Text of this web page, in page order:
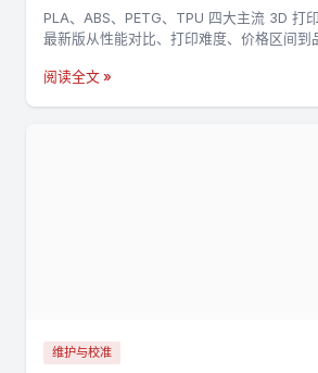
PLA、ABS、PETG、TPU 四大主流 3D 打
最新版从性能对比、打印难度、价格区间到
阅读全文 »
维护与校准